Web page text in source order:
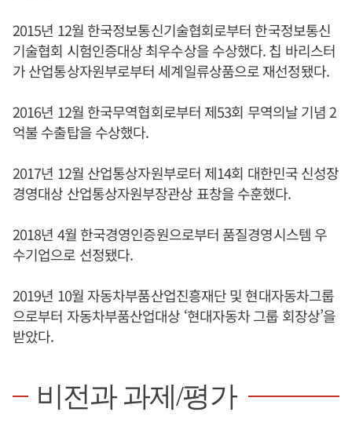
2015년 12월 한국정보통신기술협회로부터 한국정보통신
기술협회 시험인증대상 최우수상을 수상했다. 칩 바리스터
가 산업통상자원부로부터 세계일류상품으로 재선정됐다.
2016년 12월 한국무역협회로부터 제53회 무역의날 기념 2
억불 수출탑을 수상했다.
2017년 12월 산업통상자원부로터 제14회 대한민국 신성장
경영대상 산업통상자원부장관상 표창을 수훈했다.
2018년 4월 한국경영인증원으로부터 품질경영시스템 우
수기업으로 선정됐다.
2019년 10월 자동차부품산업진흥재단 및 현대자동차그룹
으로부터 자동차부품산업대상 ‘현대자동차 그룹 회장상’을
받았다.
비전과 과제/평가